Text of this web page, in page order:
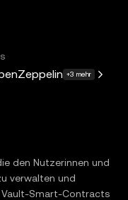
+3 mehr
den Nutzerinnen und
verwalten und
Vault-Smart-Contracts